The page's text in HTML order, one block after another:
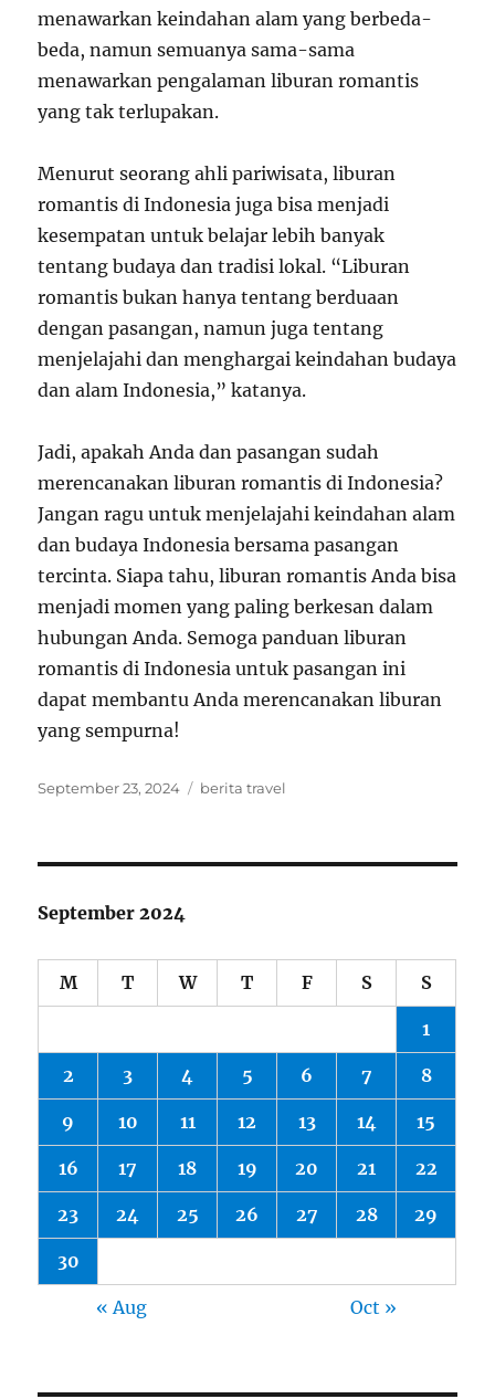
menawarkan keindahan alam yang berbeda-
beda, namun semuanya sama-sama
menawarkan pengalaman liburan romantis
yang tak terlupakan.
Menurut seorang ahli pariwisata, liburan
romantis di Indonesia juga bisa menjadi
kesempatan untuk belajar lebih banyak
tentang budaya dan tradisi lokal. “Liburan
romantis bukan hanya tentang berduaan
dengan pasangan, namun juga tentang
menjelajahi dan menghargai keindahan budaya
dan alam Indonesia,” katanya.
Jadi, apakah Anda dan pasangan sudah
merencanakan liburan romantis di Indonesia?
Jangan ragu untuk menjelajahi keindahan alam
dan budaya Indonesia bersama pasangan
tercinta. Siapa tahu, liburan romantis Anda bisa
menjadi momen yang paling berkesan dalam
hubungan Anda. Semoga panduan liburan
romantis di Indonesia untuk pasangan ini
dapat membantu Anda merencanakan liburan
yang sempurna!
Posted
September 23, 2024 Tags
berita travel
September 2024
M T W T F S S
1
2 3 4 5 6 7 8
9 10 11 12 13 14 15
16 17 18 19 20 21 22
23 24 25 26 27 28 29
30
« Aug Oct »